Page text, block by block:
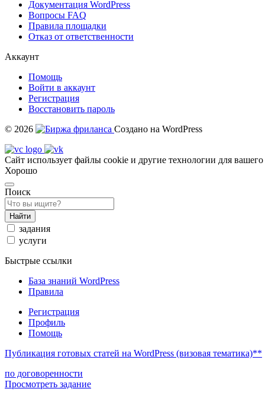
Документация WordPress
Вопросы FAQ
Правила площадки
Отказ от ответственности
Аккаунт
Помощь
Войти в аккаунт
Регистрация
Восстановить пароль
© 2026
Создано на WordPress
Сайт использует файлы cookie и другие технологии для вашего
Хорошо
Поиск
Найти
задания
услуги
Быстрые ссылки
База знаний WordPress
Правила
Регистрация
Профиль
Помощь
Публикация готовых статей на WordPress (визовая тематика)**
по договоренности
Просмотреть задание